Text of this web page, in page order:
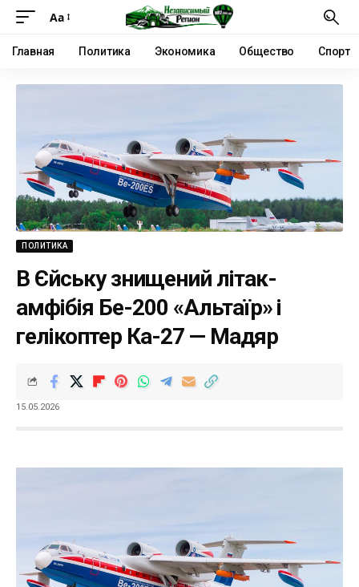
Аа
Главная Политика Экономика Общество Спорт
ПОЛИТИКА
В Єйську знищений літак-
амфібія Бе-200 «Альтаїр» і
гелікоптер Ка-27 — Мадяр
15.05.2026